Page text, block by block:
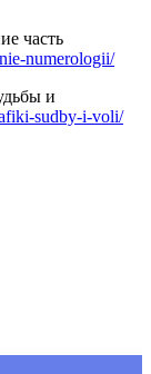
часть
numerologii/
и
sudby-i-voli/